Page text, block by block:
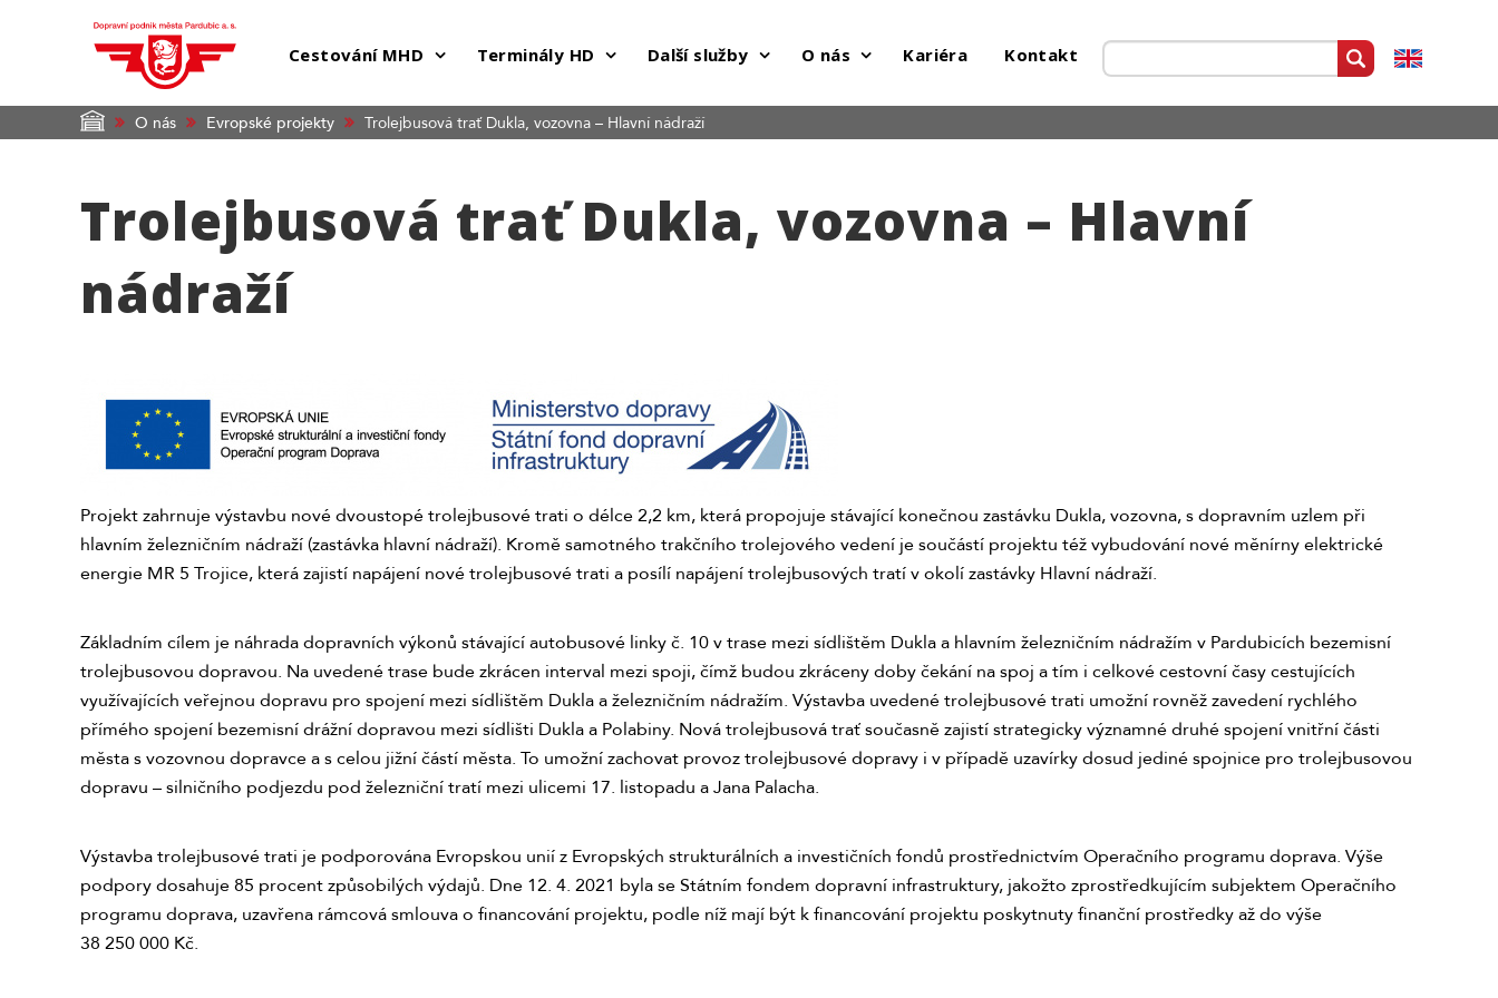
Cestování MHD Terminály HD Další služby O nás Kariéra Kontakt
O nás Evropské projekty Trolejbusová trať Dukla, vozovna – Hlavní nádraží
Trolejbusová trať Dukla, vozovna – Hlavní
nádraží
Projekt zahrnuje výstavbu nové dvoustopé trolejbusové trati o délce 2,2 km, která propojuje stávající konečnou zastávku Dukla, vozovna, s dopravním uzlem při
hlavním železničním nádraží (zastávka hlavní nádraží). Kromě samotného trakčního trolejového vedení je součástí projektu též vybudování nové měnírny elektrické
energie MR 5 Trojice, která zajistí napájení nové trolejbusové trati a posílí napájení trolejbusových tratí v okolí zastávky Hlavní nádraží.
Základním cílem je náhrada dopravních výkonů stávající autobusové linky č. 10 v trase mezi sídlištěm Dukla a hlavním železničním nádražím v Pardubicích bezemisní
trolejbusovou dopravou. Na uvedené trase bude zkrácen interval mezi spoji, čímž budou zkráceny doby čekání na spoj a tím i celkové cestovní časy cestujících
využívajících veřejnou dopravu pro spojení mezi sídlištěm Dukla a železničním nádražím. Výstavba uvedené trolejbusové trati umožní rovněž zavedení rychlého
přímého spojení bezemisní drážní dopravou mezi sídlišti Dukla a Polabiny. Nová trolejbusová trať současně zajistí strategicky významné druhé spojení vnitřní části
města s vozovnou dopravce a s celou jižní částí města. To umožní zachovat provoz trolejbusové dopravy i v případě uzavírky dosud jediné spojnice pro trolejbusovou
dopravu – silničního podjezdu pod železniční tratí mezi ulicemi 17. listopadu a Jana Palacha.
Výstavba trolejbusové trati je podporována Evropskou unií z Evropských strukturálních a investičních fondů prostřednictvím Operačního programu doprava. Výše
podpory dosahuje 85 procent způsobilých výdajů. Dne 12. 4. 2021 byla se Státním fondem dopravní infrastruktury, jakožto zprostředkujícím subjektem Operačního
programu doprava, uzavřena rámcová smlouva o financování projektu, podle níž mají být k financování projektu poskytnuty finanční prostředky až do výše
38 250 000 Kč.